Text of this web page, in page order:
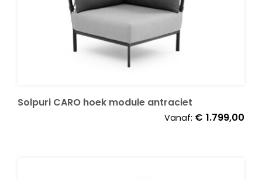
Solpuri CARO hoek module antraciet
Vanaf: € 1.799,00